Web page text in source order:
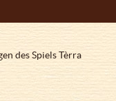
des Spiels Tèrra